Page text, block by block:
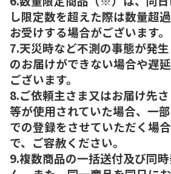
し限定数を超えた際は数量超
お受けする場合がございます。
7.天災時など不測の事態が発
のお届けができない場合や遅
ございます。
8.ご依頼主さま又はお届け先
等が使用されていた場合、一
での登録をさせていただく場
で、ご容赦ください。
9.複数商品の一括送付及び同